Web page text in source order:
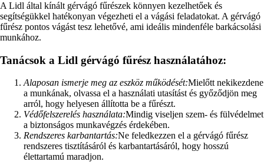
A Lidl által kínált gérvágó fűrészek könnyen kezelhetőek és
segítségükkel hatékonyan végezheti el a vágási feladatokat. A gérvágó
fűrész pontos vágást tesz lehetővé, ami ideális mindenféle barkácsolási
munkához.
Tanácsok a Lidl gérvágó fűrész használatához:
Alaposan ismerje meg az eszköz működését:Mielőtt nekikezdene
a munkának, olvassa el a használati utasítást és győződjön meg
arról, hogy helyesen állította be a fűrészt.
Védőfelszerelés használata:Mindig viseljen szem- és fülvédelmet
a biztonságos munkavégzés érdekében.
Rendszeres karbantartás:Ne feledkezzen el a gérvágó fűrész
rendszeres tisztításáról és karbantartásáról, hogy hosszú
élettartamú maradjon.